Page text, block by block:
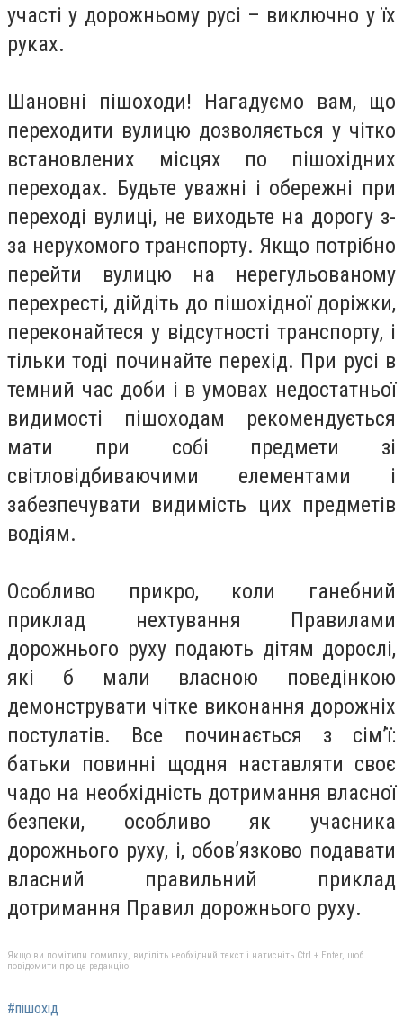
участі у дорожньому русі – виключно у їх
руках.
Шановні пішоходи! Нагадуємо вам, що
переходити вулицю дозволяється у чітко
встановлених місцях по пішохідних
переходах. Будьте уважні і обережні при
переході вулиці, не виходьте на дорогу з-
за нерухомого транспорту. Якщо потрібно
перейти вулицю на нерегульованому
перехресті, дійдіть до пішохідної доріжки,
переконайтеся у відсутності транспорту, і
тільки тоді починайте перехід. При русі в
темний час доби і в умовах недостатньої
видимості пішоходам рекомендується
мати при собі предмети зі
світловідбиваючими елементами і
забезпечувати видимість цих предметів
водіям.
Особливо прикро, коли ганебний
приклад нехтування Правилами
дорожнього руху подають дітям дорослі,
які б мали власною поведінкою
демонструвати чітке виконання дорожніх
постулатів. Все починається з сім’ї:
батьки повинні щодня наставляти своє
чадо на необхідність дотримання власної
безпеки, особливо як учасника
дорожнього руху, і, обов’язково подавати
власний правильний приклад
дотримання Правил дорожнього руху.
Якщо ви помітили помилку, виділіть необхідний текст і натисніть Ctrl + Enter, щоб
повідомити про це редакцію
#пішохід